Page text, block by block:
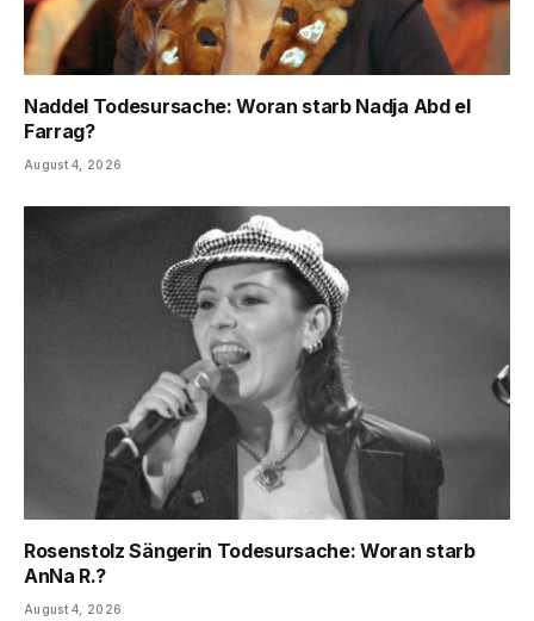
Naddel Todesursache: Woran starb Nadja Abd el
Farrag?
August 4, 2026
Rosenstolz Sängerin Todesursache: Woran starb
AnNa R.?
August 4, 2026